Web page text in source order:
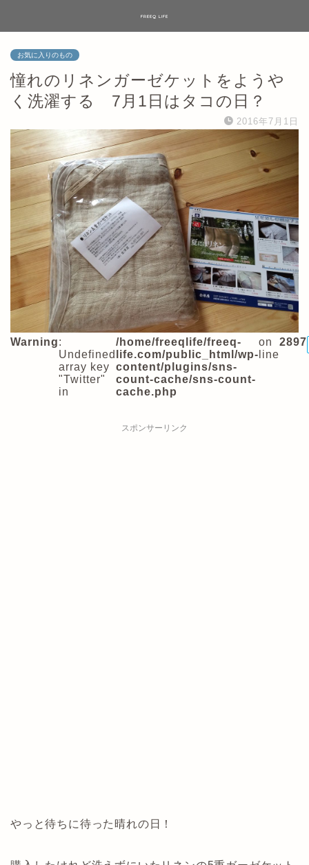
FREEQ LIFE
お気に入りのもの
憧れのリネンガーゼケットをようや
く洗濯する 7月1日はタコの日？
2016年7月1日
Warning:
Undefined
array key
"Twitter"
in
/home/freeqlife/freeq-
life.com/public_html/wp-
content/plugins/sns-
count-cache/sns-count-
cache.php
on
line
2897
スポンサーリンク
やっと待ちに待った晴れの日！